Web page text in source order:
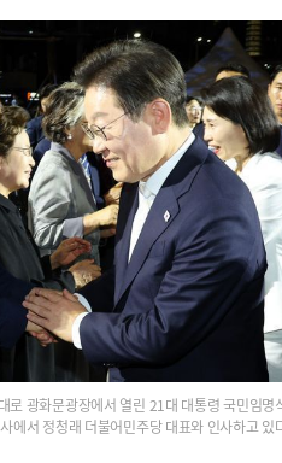
로 광화문광장에서 열린 21대 대통령 국민임명
에서 정청래 더불어민주당 대표와 인사하고